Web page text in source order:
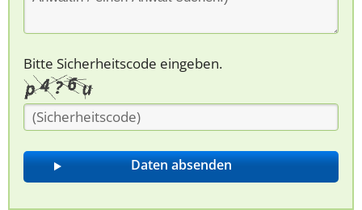
Bitte Sicherheitscode eingeben.